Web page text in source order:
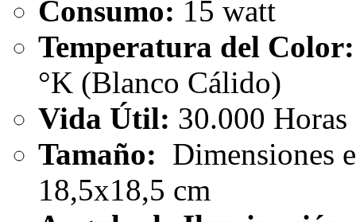
Consumo: 15 watt
Temperatura del Color:
°K (Blanco Cálido)
Vida Útil: 30.000 Horas
Tamaño: Dimensiones
18,5x18,5 cm